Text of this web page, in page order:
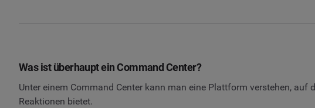
Was ist überhaupt ein Command Center?
Unter einem Command Center kann man eine Plattform verstehen,
Reaktionen bietet.